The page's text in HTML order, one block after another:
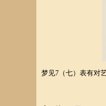
梦见7（七）表有对